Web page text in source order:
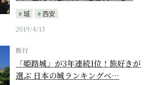
城
西安
2019/4/13
旅行
「姫路城」が3年連続1位！旅好きが
選ぶ 日本の城ランキングベ…